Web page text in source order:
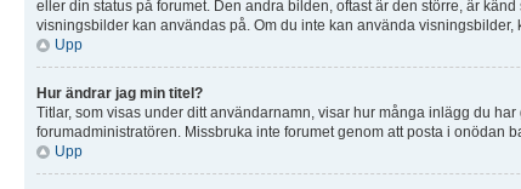
eller din status på forumet. Den andra bilden, oftast är den större, är
visningsbilder kan användas på. Om du inte kan använda
Upp
Hur ändrar jag min titel?
Titlar, som visas under ditt användarnamn, visar hur många inlägg du
forumadministratören. Missbruka inte forumet genom att posta i onödan
Upp